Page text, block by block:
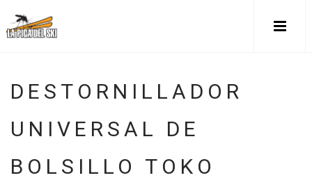
DESTORNILLADOR
UNIVERSAL DE
BOLSILLO TOKO